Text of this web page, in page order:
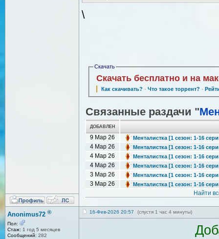
\
Скачать
Скачать бесплатно и на
Как скачивать? · Что такое торрент? ·
Связанные раздачи "
ДОБАВЛЕН
9 Мар 26 Менталистка [1 сезон: 1-16
4 Мар 26 Менталистка [1 сезон: 1-16
4 Мар 26 Менталистка [1 сезон: 1-16
4 Мар 26 Менталистка [1 сезон: 1-16
3 Мар 26 Менталистка [1 сезон: 1-16
3 Мар 26 Менталистка [1 сезон: 1-16
Найти
Anonimus72 ®
Пол:
Стаж: 1 год 5 месяцев
Сообщений: 282
16-Фев-2026 20:57 (спустя 1 час 4 минуты)